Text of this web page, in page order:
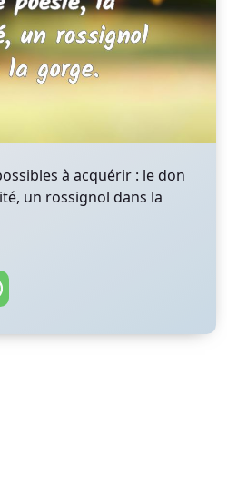
à acquérir : le don
un rossignol dans la